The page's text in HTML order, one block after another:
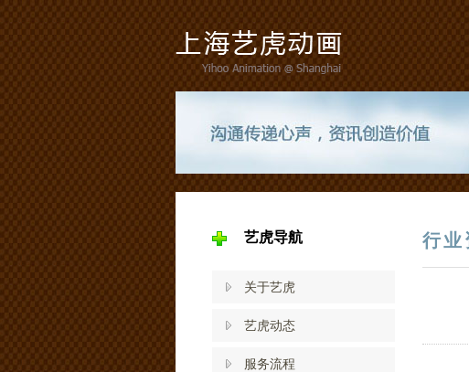
艺虎导航
关于艺虎
艺虎动态
服务流程
行业